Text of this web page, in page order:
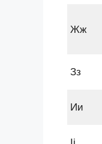
Жж
Зз
Ии